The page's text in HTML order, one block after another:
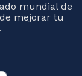
mundial de
mejorar tu